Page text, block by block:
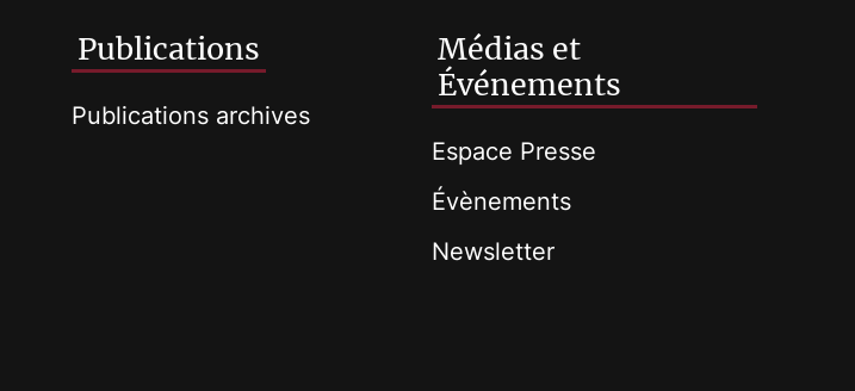
Publications
Publications archives
Médias et
Événements
Espace Presse
Évènements
Newsletter